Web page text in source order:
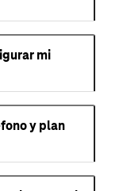
mi
y plan